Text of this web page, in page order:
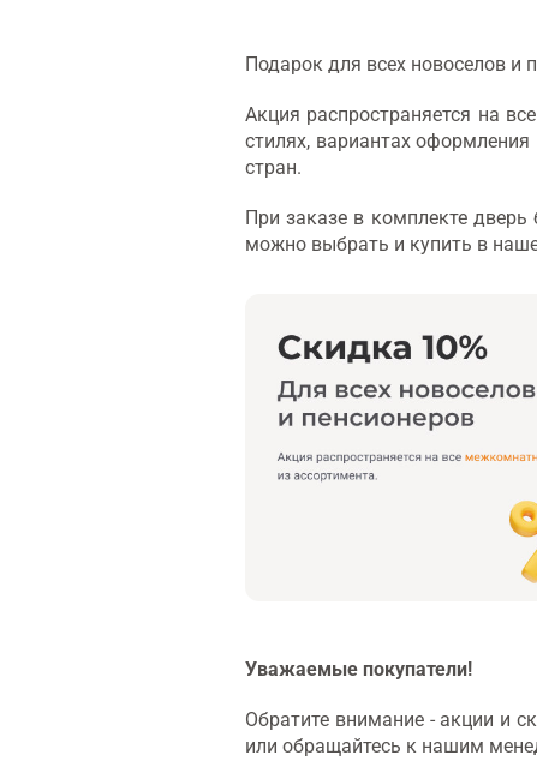
Подарок для всех новоселов и
Акция распространяется на все
стилях, вариантах оформления
стран.
При заказе в комплекте
можно выбрать и купить в
Уважаемые покупатели!
Обратите внимание - акции и
или обращайтесь к нашим